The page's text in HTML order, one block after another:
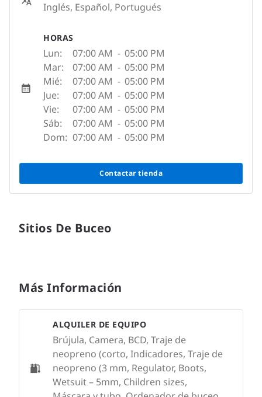
Inglés, Español, Portugués
HORAS
Lun: 07:00 AM - 05:00 PM
Mar:
07:00 AM - 05:00 PM
Mié:
07:00 AM - 05:00 PM
Jue:
07:00 AM - 05:00 PM
Vie:
07:00 AM - 05:00 PM
Sáb:
07:00 AM - 05:00 PM
Dom: 07:00 AM - 05:00 PM
Contactar tienda
Sitios De Buceo
Más Información
ALQUILER DE EQUIPO
Brújula, Camera, BCD, Traje de
neopreno (corto, Indicadores, Traje de
neopreno (3 mm, Regulator, Boots,
Wetsuit – 5mm, Children sizes,